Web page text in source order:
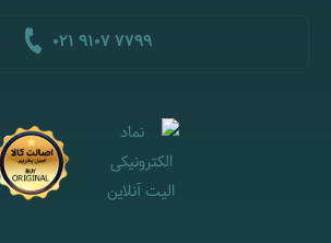
021 9107 7799